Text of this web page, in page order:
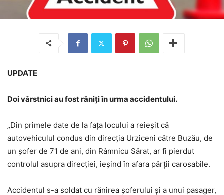
UPDATE
Doi vârstnici au fost răniți în urma accidentului.
„Din primele date de la fața locului a reieșit că
autovehiculul condus din direcția Urziceni către Buzău, de
un șofer de 71 de ani, din Râmnicu Sărat, ar fi pierdut
controlul asupra direcției, ieșind în afara părții carosabile.
Accidentul s-a soldat cu rănirea șoferului și a unui pasager,